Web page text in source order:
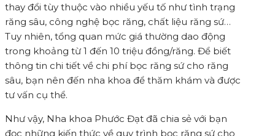
thay đổi tùy thuộc vào nhiều yếu tố như tình trạng
răng sâu, công nghệ bọc răng, chất liệu răng sứ…
Tuy nhiên, tổng quan mức giá thường dao động
trong khoảng từ 1 đến 10 triệu đồng/răng. Để biết
thông tin chi tiết về chi phí bọc răng sứ cho răng
sâu, bạn nên đến nha khoa để thăm khám và được
tư vấn cụ thể.
Như vậy, Nha khoa Phước Đạt đã chia sẻ với bạn
đọc những kiến thức về quy trình bọc răng sứ cho